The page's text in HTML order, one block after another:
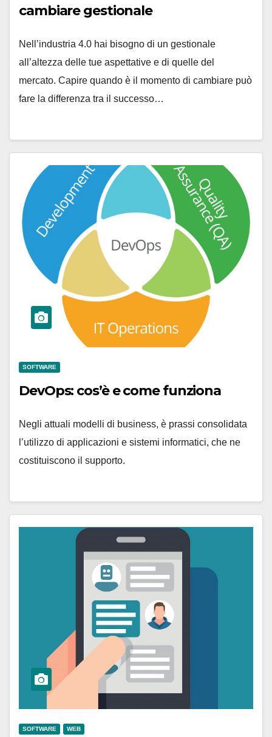
cambiare gestionale
Nell’industria 4.0 hai bisogno di un gestionale
all’altezza delle tue aspettative e di quelle del
mercato. Capire quando è il momento di cambiare può
fare la differenza tra il successo…
SOFTWARE
DevOps: cos’è e come funziona
Negli attuali modelli di business, è prassi consolidata
l’utilizzo di applicazioni e sistemi informatici, che ne
costituiscono il supporto.
SOFTWARE WEB